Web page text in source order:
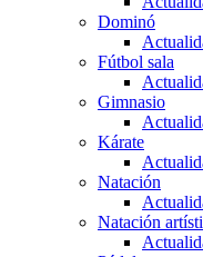
Dominó
Fútbol sala
Gimnasio
Kárate
Natación
Natación